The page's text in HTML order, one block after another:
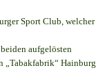
Sport Club, welcher
aufgelösten
„Tabakfabrik“ Hainburg